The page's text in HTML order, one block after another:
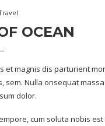
OCEAN
et magnis dis parturient
Nulla onsequat
dolor.
cum soluta nobis